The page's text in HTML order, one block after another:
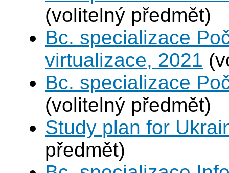
(volitelný předmět)
Bc. specializace
virtualizace, 2021
Bc. specializace
(volitelný předmět)
Study plan for
předmět)